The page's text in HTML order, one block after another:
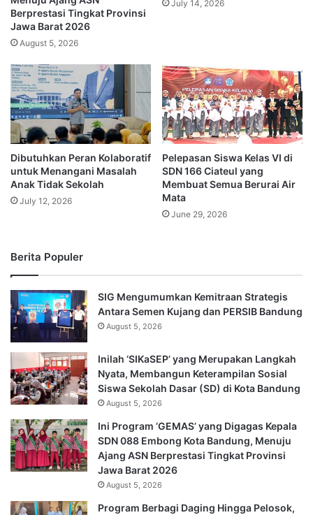
Berprestasi Tingkat Provinsi
Jawa Barat 2026
August 5, 2026
July 14, 2026
Dibutuhkan Peran Kolaboratif
untuk Menangani Masalah
Anak Tidak Sekolah
July 12, 2026
Pelepasan Siswa Kelas VI di
SDN 166 Ciateul yang
Membuat Semua Berurai Air
Mata
June 29, 2026
Berita Populer
SIG Mengumumkan Kemitraan Strategis
Antara Semen Kujang dan PERSIB Bandung
August 5, 2026
Inilah ‘SIKaSEP’ yang Merupakan Langkah
Nyata, Membangun Keterampilan Sosial
Siswa Sekolah Dasar (SD) di Kota Bandung
August 5, 2026
Ini Program ‘GEMAS’ yang Digagas Kepala
SDN 088 Embong Kota Bandung, Menuju
Ajang ASN Berprestasi Tingkat Provinsi
Jawa Barat 2026
August 5, 2026
Program Berbagi Daging Hingga Pelosok,